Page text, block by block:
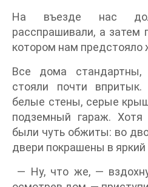
На въезде нас
расспрашивали, а затем
котором нам предстояло
Все дома стандартны,
стояли почти
белые стены, серые
подземный гараж.
были чуть обжиты: во
двери покрашены в яркий
— Ну, что же, —